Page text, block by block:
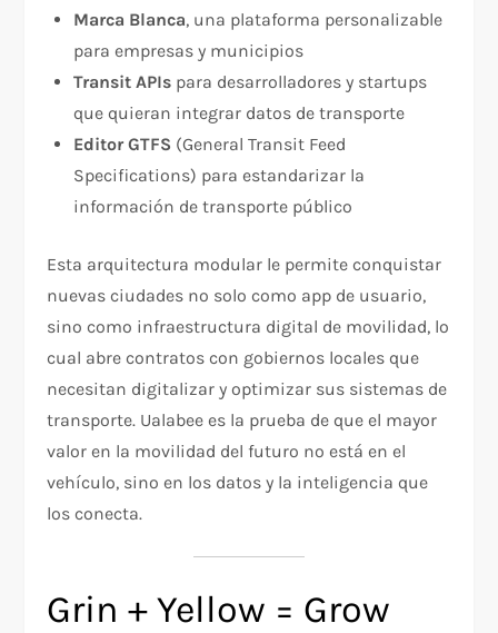
Marca Blanca, una plataforma personalizable
para empresas y municipios
Transit APIs para desarrolladores y startups
que quieran integrar datos de transporte
Editor GTFS (General Transit Feed
Specifications) para estandarizar la
información de transporte público
Esta arquitectura modular le permite conquistar
nuevas ciudades no solo como app de usuario,
sino como infraestructura digital de movilidad, lo
cual abre contratos con gobiernos locales que
necesitan digitalizar y optimizar sus sistemas de
transporte. Ualabee es la prueba de que el mayor
valor en la movilidad del futuro no está en el
vehículo, sino en los datos y la inteligencia que
los conecta.
Grin + Yellow = Grow